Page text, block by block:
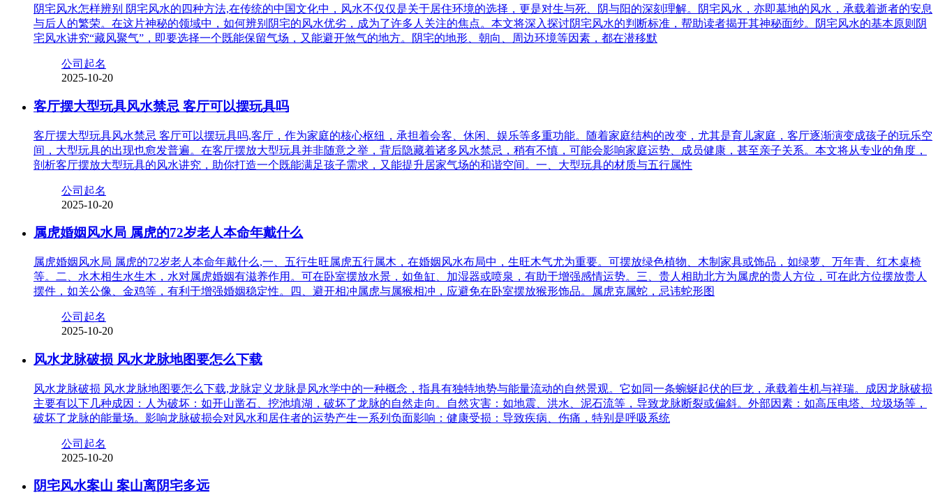
阴宅风水怎样辨别 阴宅风水的四种方法,在传统的中国文化中，风水不仅仅是关于居住环境的选择，更是对生与死、阴与阳的深刻理解。阴宅风水，亦即墓地的风水，承载着逝者的安息
与后人的繁荣。在这片神秘的领域中，如何辨别阴宅的风水优劣，成为了许多人关注的焦点。本文将深入探讨阴宅风水的判断标准，帮助读者揭开其神秘面纱。阴宅风水的基本原则阴
宅风水讲究“藏风聚气”，即要选择一个既能保留气场，又能避开煞气的地方。阴宅的地形、朝向、周边环境等因素，都在潜移默
公司起名
2025-10-20
客厅摆大型玩具风水禁忌 客厅可以摆玩具吗
客厅摆大型玩具风水禁忌 客厅可以摆玩具吗,客厅，作为家庭的核心枢纽，承担着会客、休闲、娱乐等多重功能。随着家庭结构的改变，尤其是育儿家庭，客厅逐渐演变成孩子的玩乐空
间，大型玩具的出现也愈发普遍。在客厅摆放大型玩具并非随意之举，背后隐藏着诸多风水禁忌，稍有不慎，可能会影响家庭运势、成员健康，甚至亲子关系。本文将从专业的角度，
剖析客厅摆放大型玩具的风水讲究，助你打造一个既能满足孩子需求，又能提升居家气场的和谐空间。一、大型玩具的材质与五行属性
公司起名
2025-10-20
属虎婚姻风水局 属虎的72岁老人本命年戴什么
属虎婚姻风水局 属虎的72岁老人本命年戴什么,一、五行生旺属虎五行属木，在婚姻风水布局中，生旺木气尤为重要。可摆放绿色植物、木制家具或饰品，如绿萝、万年青、红木桌椅
等。二、水木相生水生木，水对属虎婚姻有滋养作用。可在卧室摆放水景，如鱼缸、加湿器或喷泉，有助于增强感情运势。三、贵人相助北方为属虎的贵人方位，可在此方位摆放贵人
摆件，如关公像、金鸡等，有利于增强婚姻稳定性。四、避开相冲属虎与属猴相冲，应避免在卧室摆放猴形饰品。属虎克属蛇，忌讳蛇形图
公司起名
2025-10-20
风水龙脉破损 风水龙脉地图要怎么下载
风水龙脉破损 风水龙脉地图要怎么下载,龙脉定义龙脉是风水学中的一种概念，指具有独特地势与能量流动的自然景观。它如同一条蜿蜒起伏的巨龙，承载着生机与祥瑞。成因龙脉破损
主要有以下几种成因：人为破坏：如开山凿石、挖池填湖，破坏了龙脉的自然走向。自然灾害：如地震、洪水、泥石流等，导致龙脉断裂或偏斜。外部因素：如高压电塔、垃圾场等，
破坏了龙脉的能量场。影响龙脉破损会对风水和居住者的运势产生一系列负面影响：健康受损：导致疾病、伤痛，特别是呼吸系统
公司起名
2025-10-20
阴宅风水案山 案山离阴宅多远